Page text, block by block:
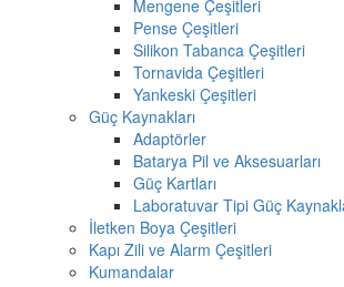
Mengene Çeşitleri
Pense Çeşitleri
Silikon Tabanca Çeşitleri
Tornavida Çeşitleri
Yankeski Çeşitleri
Güç Kaynakları
Adaptörler
Batarya Pil ve Aksesuarları
Güç Kartları
Laboratuvar Tipi Güç
İletken Boya Çeşitleri
Kapı Zili ve Alarm Çeşitleri
Kumandalar